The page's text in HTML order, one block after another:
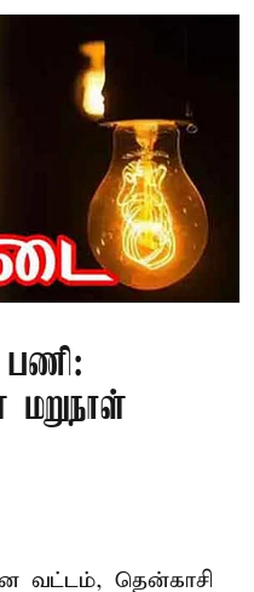
பணி:
மறுநாள்
வட்டம், தென்காசி